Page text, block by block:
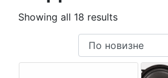
Showing all 18 results